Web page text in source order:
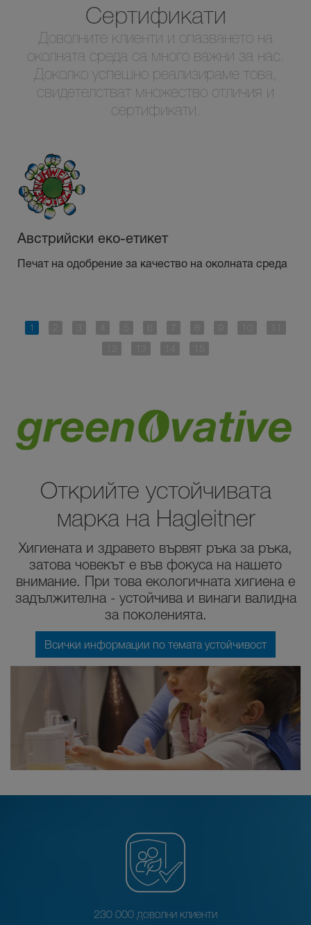
Сертификати
Доволните клиенти и опазването на
околната среда са много важни за нас.
Доколко успешно реализираме това,
свидетелстват множество отличия и
сертификати.
Австрийски еко-етикет
Печат на одобрение за качество на околната среда
Открийте устойчивата
марка на Hagleitner
Хигиената и здравето вървят ръка за ръка,
затова човекът е във фокуса на нашето
внимание. При това екологичната хигиена е
задължителна - устойчива и винаги валидна
за поколенията.
Всички информации по темата устойчивост
230 000 доволни клиенти